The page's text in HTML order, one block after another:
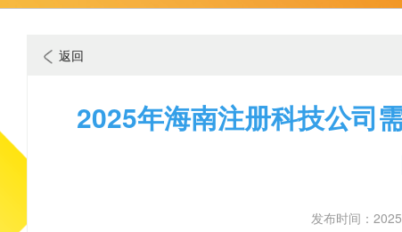
返回
2025年海南注册科技公司
发布时间：